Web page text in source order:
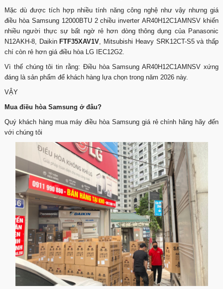
Mặc dù được tích hợp nhiều tính năng công nghệ như vậy nhưng giá
điều hòa Samsung 12000BTU 2 chiều inverter AR40H12C1AMNSV khiến
nhiều người thực sự bất ngờ rẻ hơn dòng thông dụng của Panasonic
N12AKH-8, Daikin FTF35XAV1V, Mitsubishi Heavy SRK12CT-S5 và thấp
chí còn rẻ hơn giá điều hòa LG IEC12G2.
Vì thế chúng tôi tin rằng: Điều hòa Samsung AR40H12C1AMNSV xứng
đáng là sản phẩm để khách hàng lựa chọn trong năm 2026 này.
VẬY
Mua điều hòa Samsung ở đâu?
Quý khách hàng mua máy điều hòa Samsung giá rẻ chính hãng hãy đến
với chúng tôi